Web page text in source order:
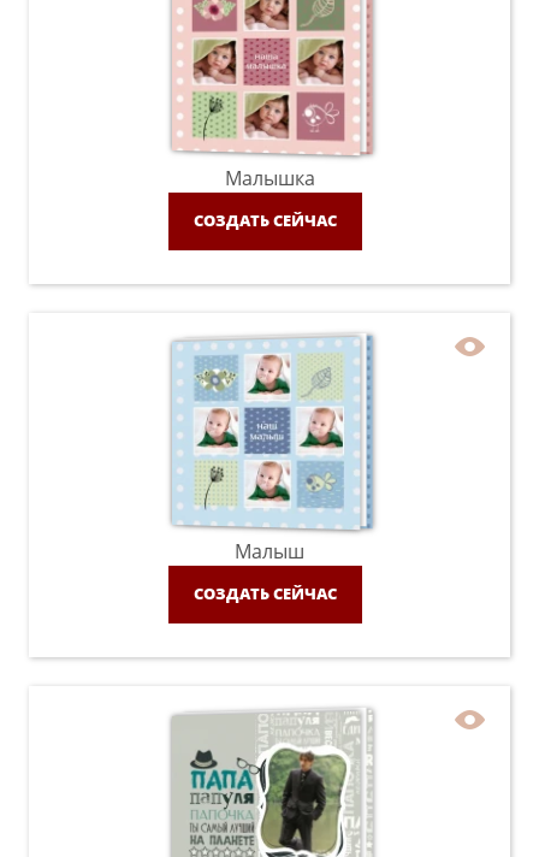
Малышка
СОЗДАТЬ СЕЙЧАС
Малыш
СОЗДАТЬ СЕЙЧАС